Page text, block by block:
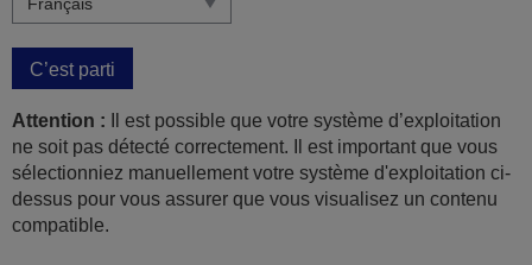
C’est parti
Attention : Il est possible que votre système d’exploitation
ne soit pas détecté correctement. Il est important que vous
sélectionniez manuellement votre système d'exploitation ci-
dessus pour vous assurer que vous visualisez un contenu
compatible.